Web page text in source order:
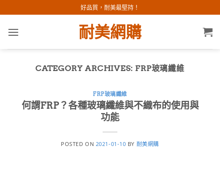
to
content
好品質，耐美最堅持！
耐美網購
CATEGORY ARCHIVES: FRP玻璃纖維
FRP玻璃纖維
何謂FRP？各種玻璃纖維與不織布的使用與
功能
POSTED ON 2021-01-10 BY 耐美網購